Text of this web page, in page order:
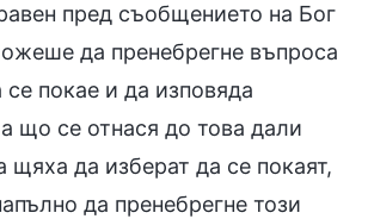
пред съобщението на Бог
да пренебрегне въпроса
покае и да изповяда
що се отнася до това дали
щяха да изберат да се покаят,
да пренебрегне този